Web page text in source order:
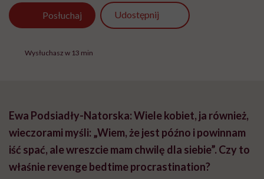
Posłuchaj Udostępnij
Wysłuchasz w 13 min
Ewa Podsiadły-Natorska: Wiele kobiet, ja również,
wieczorami myśli: „Wiem, że jest późno i powinnam
iść spać, ale wreszcie mam chwilę dla siebie”. Czy to
właśnie revenge bedtime procrastination?